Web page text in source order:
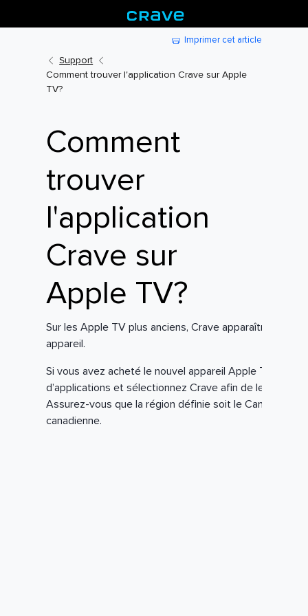
Imprimer cet article
Support
Comment trouver l'application Crave sur Apple
TV?
Comment
trouver
l'application
Crave sur
Apple TV?
Sur les Apple TV plus anciens, Crave apparaîtra sur
appareil.
Si vous avez acheté le nouvel appareil Apple TV,
d’applications et sélectionnez Crave afin de le
Assurez-vous que la région définie soit le Canada afin
canadienne.